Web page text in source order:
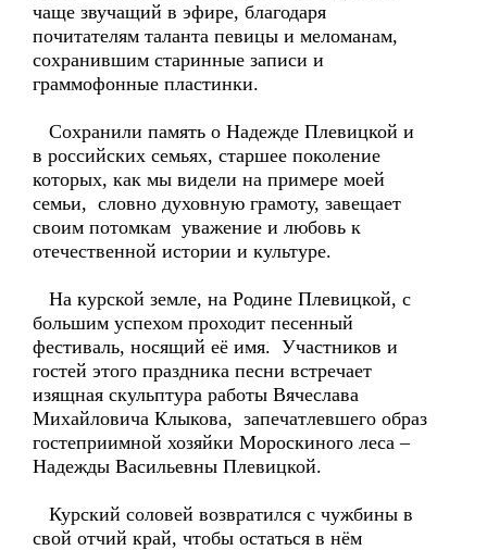
чаще звучащий в эфире, благодаря
почитателям таланта певицы и меломанам,
сохранившим старинные записи и
граммофонные пластинки.
Сохранили память о Надежде Плевицкой и
в российских семьях, старшее поколение
которых, как мы видели на примере моей
семьи, словно духовную грамоту, завещает
своим потомкам уважение и любовь к
отечественной истории и культуре.
На курской земле, на Родине Плевицкой, с
большим успехом проходит песенный
фестиваль, носящий её имя. Участников и
гостей этого праздника песни встречает
изящная скульптура работы Вячеслава
Михайловича Клыкова, запечатлевшего образ
гостеприимной хозяйки Мороскиного леса –
Надежды Васильевны Плевицкой.
Курский соловей возвратился с чужбины в
свой отчий край, чтобы остаться в нём